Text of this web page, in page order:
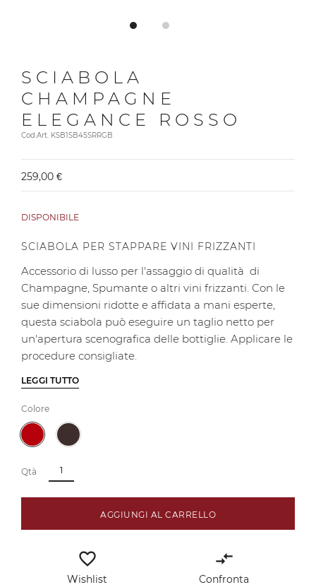
SCIABOLA
CHAMPAGNE
ELEGANCE ROSSO
Cod.Art. KSB1SB45SRRGB
259,00 €
DISPONIBILE
SCIABOLA PER STAPPARE VINI FRIZZANTI
Accessorio di lusso per l'assaggio di qualità di
Champagne, Spumante o altri vini frizzanti. Con le
sue dimensioni ridotte e affidata a mani esperte,
questa sciabola può eseguire un taglio netto per
un'apertura scenografica delle bottiglie. Applicare le
procedure consigliate.
LEGGI TUTTO
Colore
Qtà
AGGIUNGI AL CARRELLO
favorite_border
Wishlist
compare_arrows
Confronta